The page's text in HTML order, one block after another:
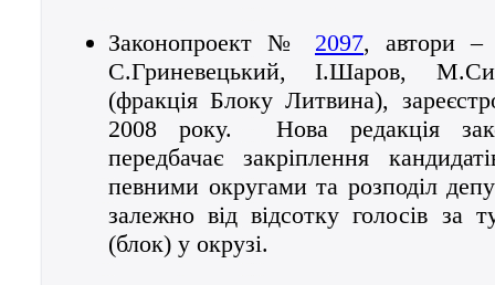
Законопроект № 2097, автори –
С.Гриневецький, І.Шаров,
(фракція Блоку Литвина),
2008 року. Нова редакція
передбачає закріплення
певними округами та розподіл
залежно від відсотку голосів за
(блок) у окрузі.